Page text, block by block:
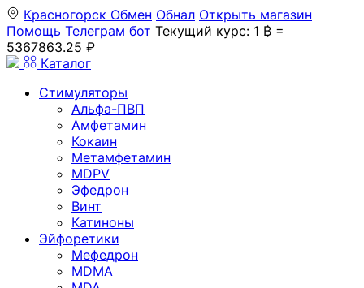
Красногорск Обмен Обнал Открыть магазин
Помощь Телеграм бот Текущий курс: 1 ₿ =
5367863.25 ₽
Каталог
Стимуляторы
Альфа-ПВП
Амфетамин
Кокаин
Метамфетамин
MDPV
Эфедрон
Винт
Катиноны
Эйфоретики
Мефедрон
MDMA